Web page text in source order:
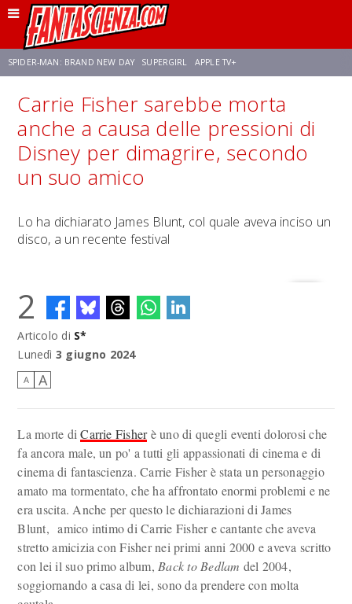
SPIDER-MAN: BRAND NEW DAY SUPERGIRL APPLE TV+
FRANCO RICCIARDIELLO ZENDAYA STAR TREK AVENGERS: DOOMSDAY
SADIE SINK STAR TREK: STRANGE NEW WORLDS
Carrie Fisher sarebbe morta
anche a causa delle pressioni di
Disney per dimagrire, secondo
un suo amico
Lo ha dichiarato James Blunt, col quale aveva inciso un
disco, a un recente festival
2
Articolo di S*
Lunedì 3 giugno 2024
A A
La morte diCarrie Fisherè uno di quegli eventi dolorosi che
fa ancora male, un po' a tutti gli appassionati di cinema e di
cinema di fantascienza. Carrie Fisher è stata un personaggio
amato ma tormentato, che ha affrontato enormi problemi e ne
era uscita. Anche per questo le dichiarazioni di James
Blunt, amico intimo di Carrie Fisher e cantante che aveva
stretto amicizia con Fisher nei primi anni 2000 e aveva scritto
con lei il suo primo album, Back to Bedlam del 2004,
soggiornando a casa di lei, sono da prendere con molta